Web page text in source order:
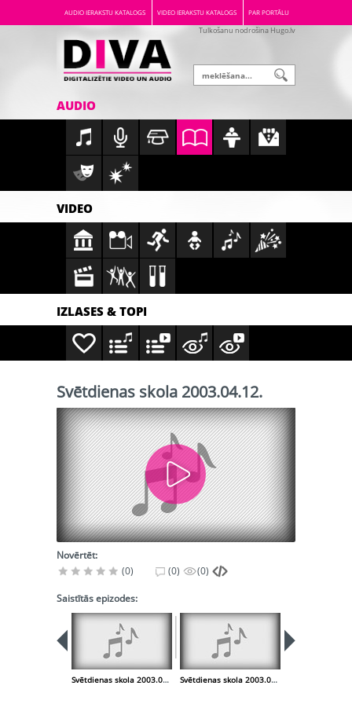
AUDIO IERAKSTU KATALOGS VIDEO IERAKSTU KATALOGS PAR PORTĀLU
Tulkošanu nodrošina Hugo.lv
AUDIO
VIDEO
IZLASES & TOPI
Svētdienas skola 2003.04.12.
Novērtēt:
(0)
(0) (0)
Saistītās epizodes:
Svētdienas skola 2003.04.05. Svētdienas skola 2003.04.19.